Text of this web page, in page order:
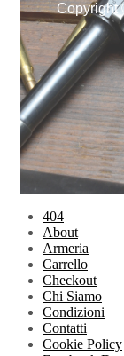
Copyright
404
About
Armeria
Carrello
Checkout
Chi Siamo
Condizioni
Contatti
Cookie Policy